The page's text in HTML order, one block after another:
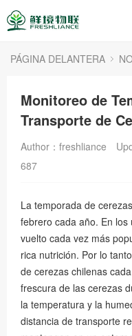
PÁGINA DELANTERA
Monitoreo de
Transporte de
Author：freshliance
687
La temporada de
febrero cada año. En
vuelto cada vez más
rica nutrición. Por lo
de cerezas chilenas
frescura de las cerezas
la temperatura y la
distancia de transporte